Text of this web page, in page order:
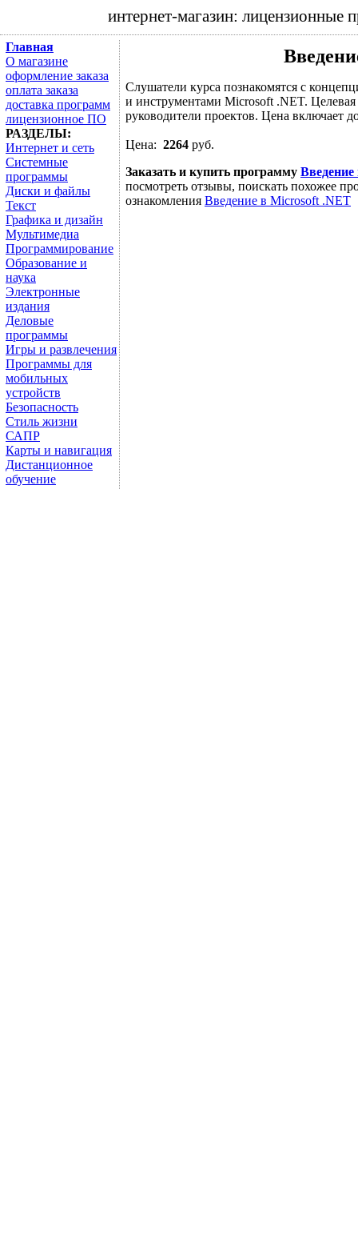
интернет-магазин:
Главная
О магазине
оформление заказа
оплата заказа
доставка программ
лицензионное ПО
РАЗДЕЛЫ:
Интернет и сеть
Системные
программы
Диски и файлы
Текст
Графика и дизайн
Мультимедиа
Программирование
Образование и
наука
Электронные
издания
Деловые
программы
Игры и развлечения
Программы для
мобильных
устройств
Безопасность
Стиль жизни
САПР
Карты и навигация
Дистанционное
обучение
Слушатели курса познакомятся с
и инструментами Microsoft .NET. Целевая
руководители проектов. Цена включает
Цена: 2264 руб.
Заказать и купить программу
посмотреть отзывы, поискать похожее
ознакомления Введение в Microsoft .NET